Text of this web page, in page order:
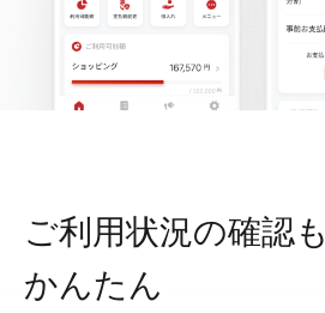
ご利用状況の確認も
かんたん